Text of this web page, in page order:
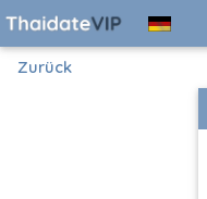
Zurück